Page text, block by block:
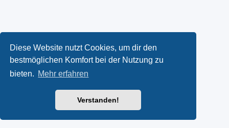
Diese Website nutzt Cookies, um dir den
bestmöglichen Komfort bei der Nutzung zu
bieten. Mehr erfahren
Verstanden!